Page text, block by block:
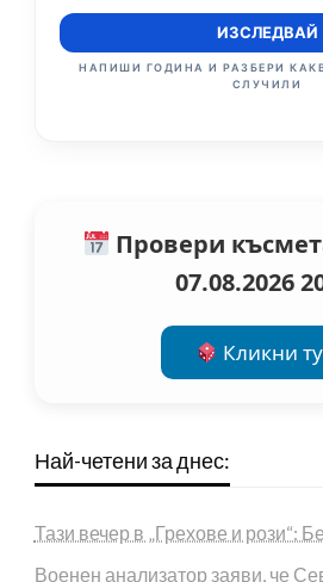
ИЗСЛЕДВАЙ
НАПИШИ ГОДИНА И РАЗБЕРИ
СЛУЧИЛИ
Провери
07.08.2026
Кликни
Най-четени за днес:
Тази вечер в „Грехове и рози“:
Военен анализатор заяви, че